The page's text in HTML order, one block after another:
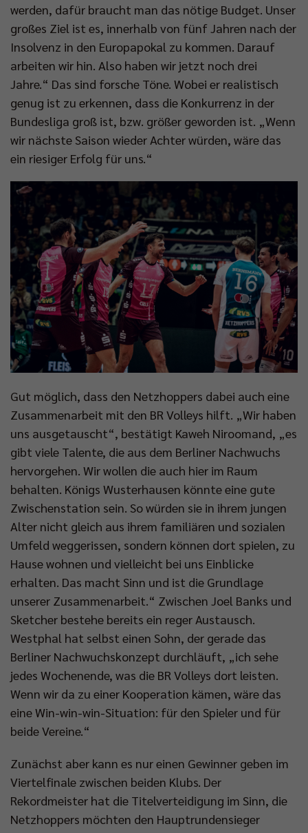
werden, dafür braucht man das nötige Budget. Unser
großes Ziel ist es, innerhalb von fünf Jahren nach der
Insolvenz in den Europapokal zu kommen. Darauf
arbeiten wir hin. Also haben wir jetzt noch drei
Jahre.“ Das sind forsche Töne. Wobei er realistisch
genug ist zu erkennen, dass die Konkurrenz in der
Bundesliga groß ist, bzw. größer geworden ist. „Wenn
wir nächste Saison wieder Achter würden, wäre das
ein riesiger Erfolg für uns.“
Gut möglich, dass den Netzhoppers dabei auch eine
Zusammenarbeit mit den BR Volleys hilft. „Wir haben
uns ausgetauscht“, bestätigt Kaweh Niroomand, „es
gibt viele Talente, die aus dem Berliner Nachwuchs
hervorgehen. Wir wollen die auch hier im Raum
behalten. Königs Wusterhausen könnte eine gute
Zwischenstation sein. So würden sie in ihrem jungen
Alter nicht gleich aus ihrem familiären und sozialen
Umfeld weggerissen, sondern können dort spielen, zu
Hause wohnen und vielleicht bei uns Einblicke
erhalten. Das macht Sinn und ist die Grundlage
unserer Zusammenarbeit.“ Zwischen Joel Banks und
Sketcher bestehe bereits ein reger Austausch.
Westphal hat selbst einen Sohn, der gerade das
Berliner Nachwuchskonzept durchläuft, „ich sehe
jedes Wochenende, was die BR Volleys dort leisten.
Wenn wir da zu einer Kooperation kämen, wäre das
eine Win-win-win-Situation: für den Spieler und für
beide Vereine.“
Zunächst aber kann es nur einen Gewinner geben im
Viertelfinale zwischen beiden Klubs. Der
Rekordmeister hat die Titelverteidigung im Sinn, die
Netzhoppers möchten den Hauptrundensieger